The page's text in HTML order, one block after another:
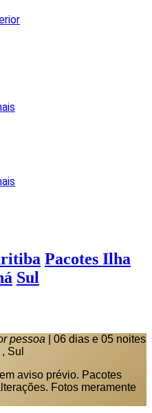
Pacotes Ilha
Sul
pessoa
06 dias e 05 noites
Sul
aviso prévio. Pacotes
Fotos meramente